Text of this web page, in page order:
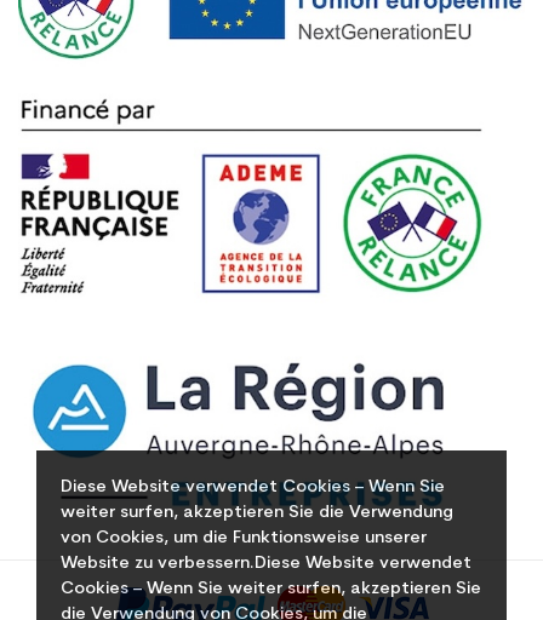
Diese Website verwendet Cookies – Wenn Sie
weiter surfen, akzeptieren Sie die Verwendung
von Cookies, um die Funktionsweise unserer
Website zu verbessern.Diese Website verwendet
Cookies – Wenn Sie weiter surfen, akzeptieren Sie
die Verwendung von Cookies, um die